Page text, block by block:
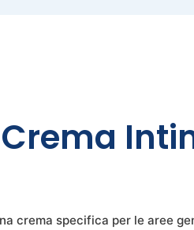
crema specifica per le aree